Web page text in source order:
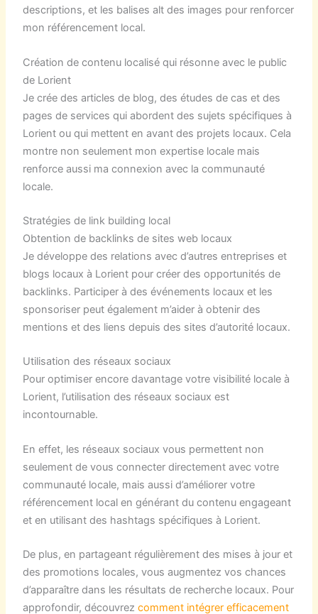
descriptions, et les balises alt des images pour renforcer
mon référencement local.
Création de contenu localisé qui résonne avec le public
de Lorient
Je crée des articles de blog, des études de cas et des
pages de services qui abordent des sujets spécifiques à
Lorient ou qui mettent en avant des projets locaux. Cela
montre non seulement mon expertise locale mais
renforce aussi ma connexion avec la communauté
locale.
Stratégies de link building local
Obtention de backlinks de sites web locaux
Je développe des relations avec d’autres entreprises et
blogs locaux à Lorient pour créer des opportunités de
backlinks. Participer à des événements locaux et les
sponsoriser peut également m’aider à obtenir des
mentions et des liens depuis des sites d’autorité locaux.
Utilisation des réseaux sociaux
Pour optimiser encore davantage votre visibilité locale à
Lorient, l’utilisation des réseaux sociaux est
incontournable.
En effet, les réseaux sociaux vous permettent non
seulement de vous connecter directement avec votre
communauté locale, mais aussi d’améliorer votre
référencement local en générant du contenu engageant
et en utilisant des hashtags spécifiques à Lorient.
De plus, en partageant régulièrement des mises à jour et
des promotions locales, vous augmentez vos chances
d’apparaître dans les résultats de recherche locaux. Pour
approfondir, découvrez comment intégrer efficacement